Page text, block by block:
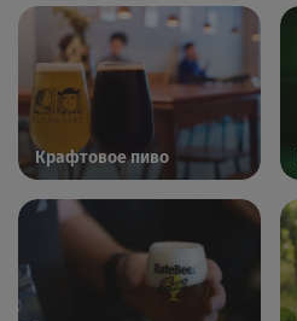
Крафтовое пиво